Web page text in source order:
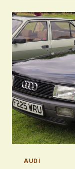
AUDI